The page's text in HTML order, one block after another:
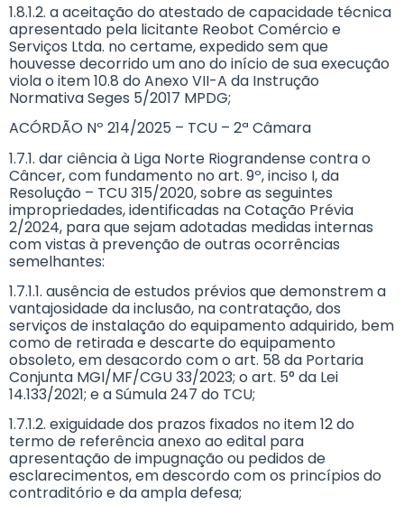
1.8.1.2. a aceitação do atestado de capacidade técnica
apresentado pela licitante Reobot Comércio e
Serviços Ltda. no certame, expedido sem que
houvesse decorrido um ano do início de sua execução
viola o item 10.8 do Anexo VII-A da Instrução
Normativa Seges 5/2017 MPDG;
ACÓRDÃO Nº 214/2025 – TCU – 2ª Câmara
1.7.1. dar ciência à Liga Norte Riograndense contra o
Câncer, com fundamento no art. 9º, inciso I, da
Resolução – TCU 315/2020, sobre as seguintes
impropriedades, identificadas na Cotação Prévia
2/2024, para que sejam adotadas medidas internas
com vistas à prevenção de outras ocorrências
semelhantes:
1.7.1.1. ausência de estudos prévios que demonstrem a
vantajosidade da inclusão, na contratação, dos
serviços de instalação do equipamento adquirido, bem
como de retirada e descarte do equipamento
obsoleto, em desacordo com o art. 58 da Portaria
Conjunta MGI/MF/CGU 33/2023; o art. 5° da Lei
14.133/2021; e a Súmula 247 do TCU;
1.7.1.2. exiguidade dos prazos fixados no item 12 do
termo de referência anexo ao edital para
apresentação de impugnação ou pedidos de
esclarecimentos, em descordo com os princípios do
contraditório e da ampla defesa;